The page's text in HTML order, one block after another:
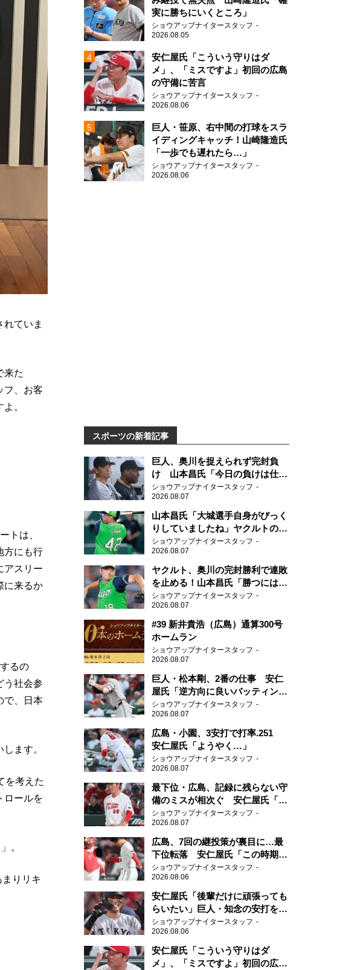
ていま
来た
フ、お客
。
トは、
方にも行
アスリー
に来るか
るの
う社会参
で、日本
ます。
を考えた
ロールを
。
りリキ
実に勝ちにいくところ」
ショウアップナイタースタッフ
2026.08.05
安仁屋氏「こういう守りはダ
メ」、「ミスですよ」初回の広島
の守備に苦言
ショウアップナイタースタッフ
2026.08.06
巨人・笹原、右中間の打球をスラ
イディングキャッチ！山崎隆造氏
「一歩でも遅れたら…」
ショウアップナイタースタッフ
2026.08.06
スポーツの新着記事
巨人、奥川を捉えられず完封負
け 山本昌氏「今日の負けは仕方
がない」
ショウアップナイタースタッフ
2026.08.07
山本昌氏「大城選手自身がびっく
りしていましたね」ヤクルトのフ
ァースト・澤井の判断を評価
ショウアップナイタースタッフ
2026.08.07
ヤクルト、奥川の完封勝利で連敗
を止める！山本昌氏「勝つにはこ
ういう形しかない」
ショウアップナイタースタッフ
2026.08.07
#39 新井貴浩（広島）通算300号
ホームラン
ショウアップナイタースタッフ
2026.08.07
巨人・松本剛、2番の仕事 安仁
屋氏「逆方向に良いバッティン
グ」
ショウアップナイタースタッフ
2026.08.07
広島・小園、3安打で打率.251
安仁屋氏「ようやく…」
ショウアップナイタースタッフ
2026.08.07
最下位・広島、記録に残らない守
備のミスが相次ぐ 安仁屋氏「最
近守りのミスが多い」
ショウアップナイタースタッフ
2026.08.07
広島、7回の継投策が裏目に…最
下位転落 安仁屋氏「この時期に
来て勉強はない」
ショウアップナイタースタッフ
2026.08.06
安仁屋氏「後輩だけに頑張っても
らいたい」巨人・知念の安打を喜
ぶ
ショウアップナイタースタッフ
2026.08.06
安仁屋氏「こういう守りはダ
メ」、「ミスですよ」初回の広島